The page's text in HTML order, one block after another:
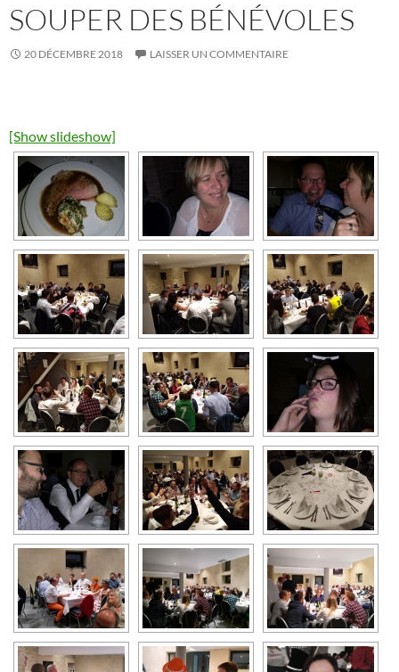
SOUPER DES BÉNÉVOLES
20 DÉCEMBRE 2018 LAISSER UN COMMENTAIRE
[Show slideshow]